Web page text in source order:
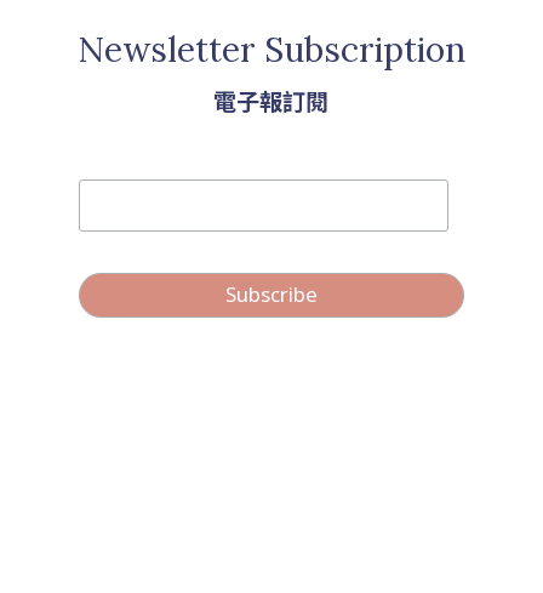
Newsletter Subscription
電子報訂閱